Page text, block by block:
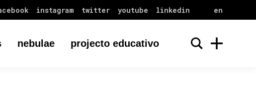
instagram twitter youtube linkedin en
nebulae projecto educativo